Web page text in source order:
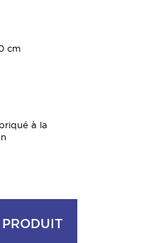
cm
à la